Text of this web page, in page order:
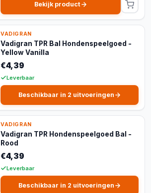
Bekijk product
VADIGRAN
Vadigran TPR Bal Hondenspeelgoed -
Yellow Vanilla
€4,39
Leverbaar
Beschikbaar in 2 uitvoeringen
VADIGRAN
Vadigran TPR Hondenspeelgoed Bal -
Rood
€4,39
Leverbaar
Beschikbaar in 2 uitvoeringen